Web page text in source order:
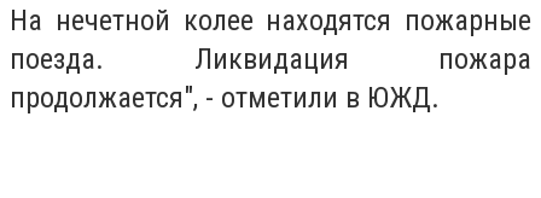
На нечетной колее находятся пожарные
поезда. Ликвидация пожара
продолжается", - отметили в ЮЖД.